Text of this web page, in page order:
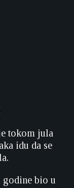
tokom jula
idu da se
godine bio u